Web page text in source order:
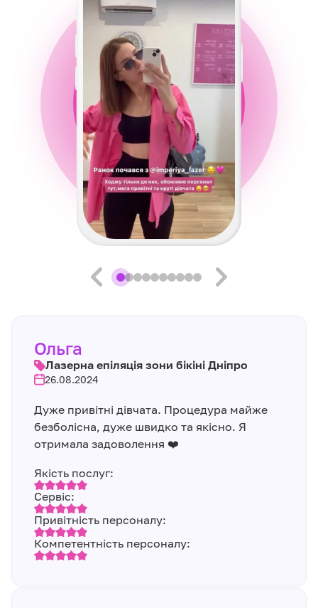
Ольга
Лазерна епіляція зони бікіні Дніпро
26.08.2024
Дуже привітні дівчата. Процедура майже
безболісна, дуже швидко та якісно. Я
отримала задоволення ❤️
Якість послуг:
Сервіс:
Привітність персоналу:
Компетентність персоналу: